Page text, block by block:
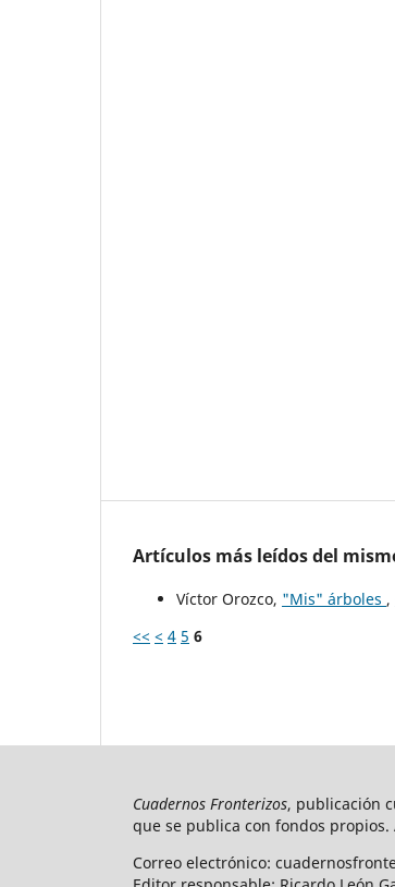
Artículos más leídos del
Víctor Orozco, "Mis" árboles ,
<< < 4 5 6
Cuadernos Fronterizos, publicación
que se publica con fondos propios.
Correo electrónico: